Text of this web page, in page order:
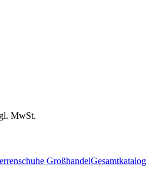
MwSt.
GroßhandelGesamtkatalog